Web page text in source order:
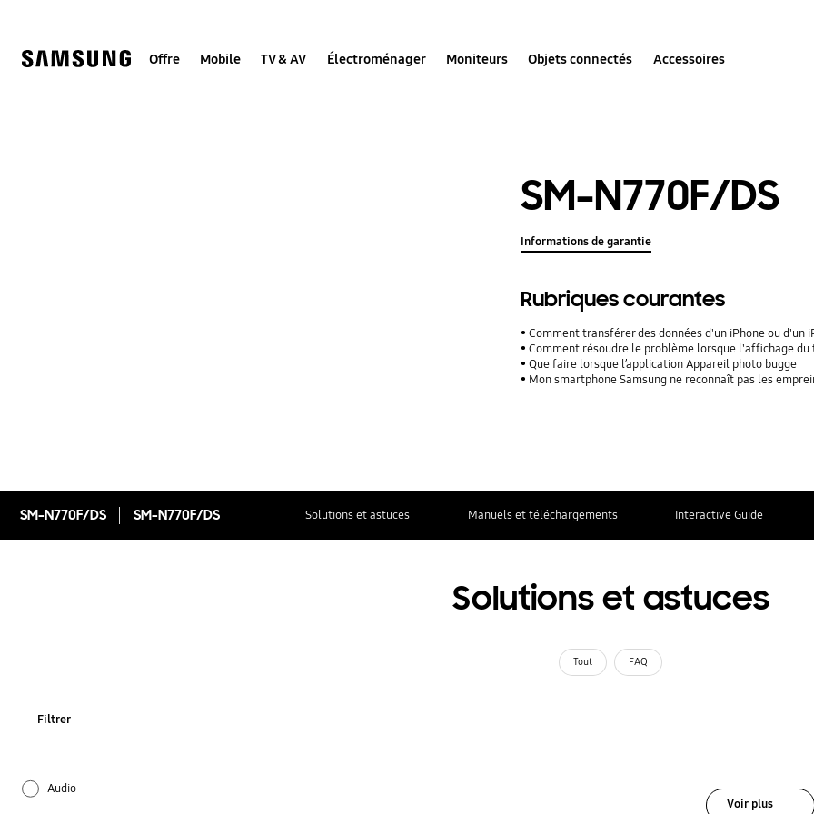
Offre Mobile TV & AV Électroménager Moniteurs Objets connectés Accessoires
SM-N770F/DS
Informations de garantie
Rubriques courantes
Comment transférer des données d'un iPhone ou d'un
Comment résoudre le problème lorsque l'affichage du
Que faire lorsque l’application Appareil photo bugge
Mon smartphone Samsung ne reconnaît pas les
SM-N770F/DS SM-N770F/DS Solutions et astuces Manuels et téléchargements Interactive Guide
Solutions et astuces
Tout FAQ
Filtrer
Audio
Voir plus